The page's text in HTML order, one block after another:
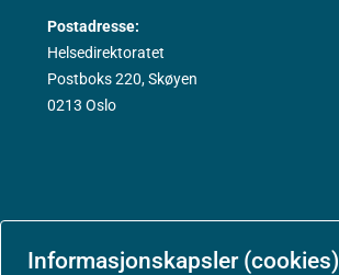
Informasjonskapsler (cookies)
Postadresse:
Helsedirektoratet
Postboks 220, Skøyen
0213 Oslo